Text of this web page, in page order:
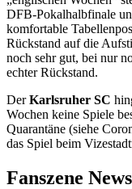
DFB-Pokalhalbfinale
komfortable
Rückstand auf die
noch sehr gut, bei nur
echter Rückstand.
DerKarlsruher SC
Wochen keine Spiele
Quarantäne (siehe
das Spiel beim
Fanszene News